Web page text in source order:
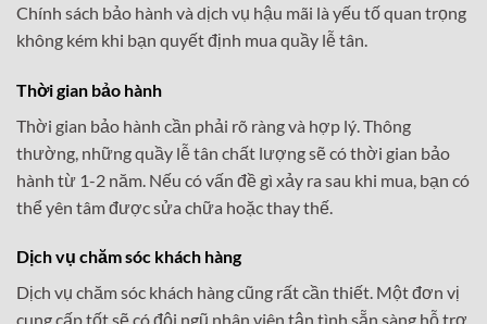
Chính sách bảo hành và dịch vụ hậu mãi là yếu tố quan trọng
không kém khi bạn quyết định mua quầy lễ tân.
Thời gian bảo hành
Thời gian bảo hành cần phải rõ ràng và hợp lý. Thông
thường, những quầy lễ tân chất lượng sẽ có thời gian bảo
hành từ 1-2 năm. Nếu có vấn đề gì xảy ra sau khi mua, bạn có
thể yên tâm được sửa chữa hoặc thay thế.
Dịch vụ chăm sóc khách hàng
Dịch vụ chăm sóc khách hàng cũng rất cần thiết. Một đơn vị
cung cấp tốt sẽ có đội ngũ nhân viên tận tình sẵn sàng hỗ trợ